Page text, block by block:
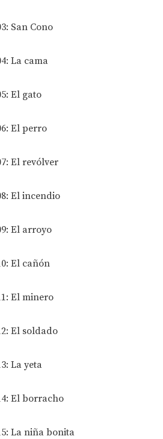
San Cono
La cama
El gato
El perro
El revólver
El incendio
El arroyo
El cañón
El minero
El soldado
La yeta
El borracho
La niña bonita